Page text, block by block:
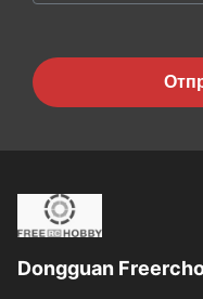
Dongguan